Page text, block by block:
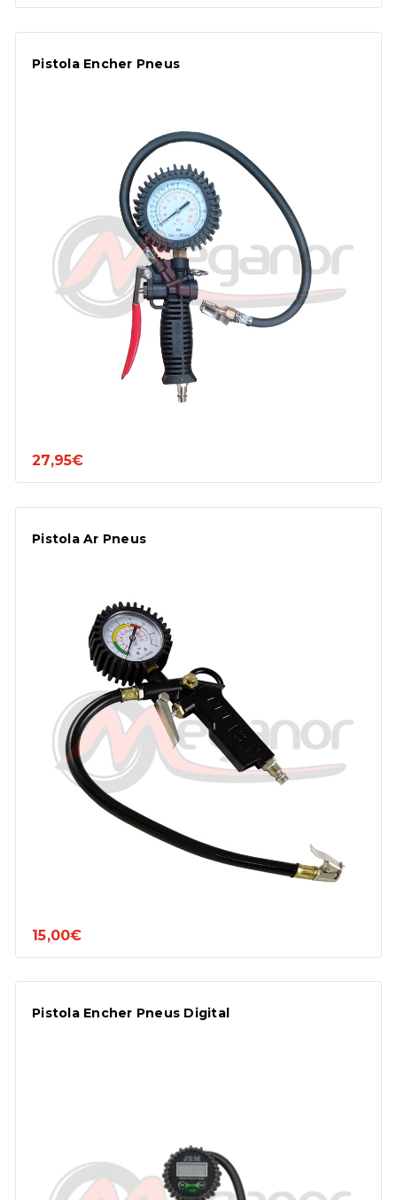
Pistola Encher Pneus
27,95€
Pistola Ar Pneus
15,00€
Pistola Encher Pneus Digital